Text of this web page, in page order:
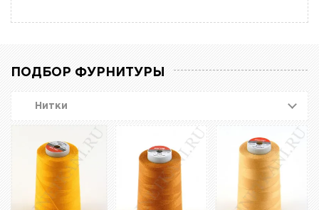
ПОДБОР ФУРНИТУРЫ
Нитки